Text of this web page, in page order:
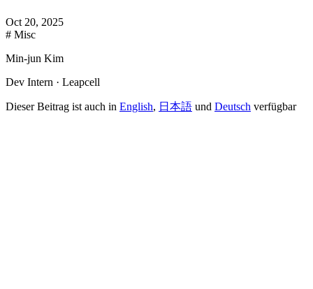
Oct 20, 2025
# Misc
Min-jun Kim
Dev Intern · Leapcell
Dieser Beitrag ist auch in English, 日本語 und Deutsch verfügbar